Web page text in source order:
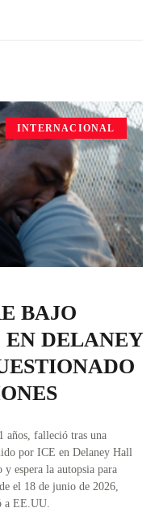
INTERNACIONAL
BAJO
EN DELANEY
años, falleció tras una
por ICE en Delaney Hall
espera la autopsia para
el 18 de junio de 2026,
a EE.UU.